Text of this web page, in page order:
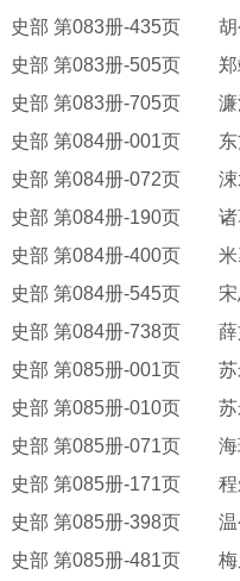
史部 第083册-435页 胡
史部 第083册-505页 郑
史部 第083册-705页 濂
史部 第084册-001页 东
史部 第084册-072页 涑
史部 第084册-190页 诸
史部 第084册-400页 米
史部 第084册-545页 宋
史部 第084册-738页 薛
史部 第085册-001页 苏
史部 第085册-010页 苏
史部 第085册-071页 海
史部 第085册-171页 程
史部 第085册-398页 温
史部 第085册-481页 梅